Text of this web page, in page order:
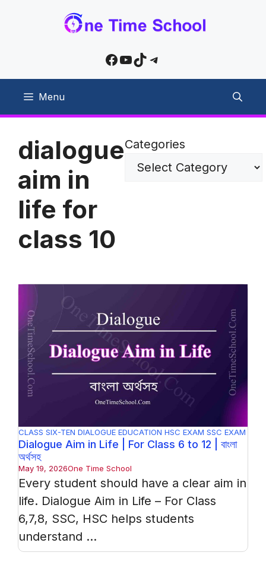
Facebook
YouTube
TikTokTelegram
Menu
dialogue
aim in
life for
class 10
Categories
CLASS SIX-TEN DIALOGUE EDUCATION HSC EXAM SSC EXAM
Dialogue Aim in Life | For Class 6 to 12 | বাংলা
অর্থসহ
May 19, 2026One Time School
Every student should have a clear aim in
life. Dialogue Aim in Life – For Class
6,7,8, SSC, HSC helps students
understand ...